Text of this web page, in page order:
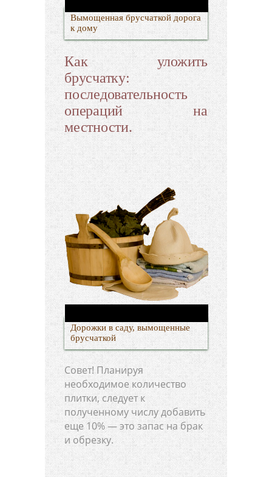
Вымощенная брусчаткой дорога
к дому
Как уложить
брусчатку:
последовательность
операций на
местности.
Дорожки в саду, вымощенные
брусчаткой
Совет! Планируя
необходимое количество
плитки, следует к
полученному числу добавить
еще 10% — это запас на брак
и обрезку.